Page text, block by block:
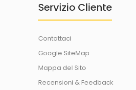
Servizio Cliente
Contattaci
Google SiteMap
Mappa del Sito
Recensioni & Feedback